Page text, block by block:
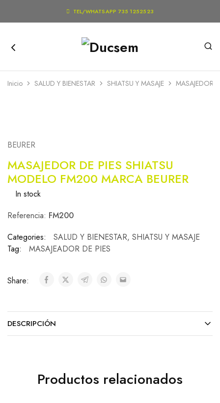
 TEL/WHATSAPP 735 1252523
Inicio SALUD Y BIENESTAR SHIATSU Y MASAJE MASAJEDOR
BEURER
MASAJEDOR DE PIES SHIATSU
MODELO FM200 MARCA BEURER
In stock
Referencia: FM200
Categories:
SALUD Y BIENESTAR, SHIATSU Y MASAJE
Tag:
MASAJEADOR DE PIES
Share:
DESCRIPCIÓN
Productos relacionados